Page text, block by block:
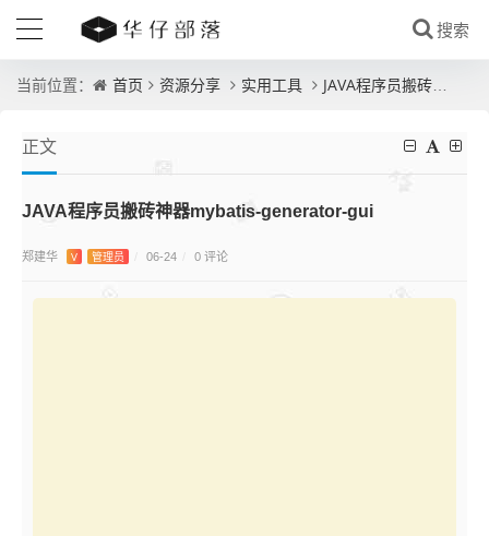
当前位置： 首页 资源分享 实用工具 JAVA程序员搬砖神器mybatis-generator-gui
正文
JAVA程序员搬砖神器mybatis-generator-gui
郑建华 V 管理员 06-24 0 评论